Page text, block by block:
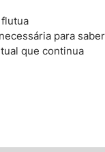
de mercado
para saber
que continua